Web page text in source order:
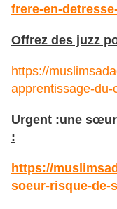
frere-en-
Offrez des juzz
https://
apprentissage-du-
Urgent :une
:
https://
soeur-risque-de-